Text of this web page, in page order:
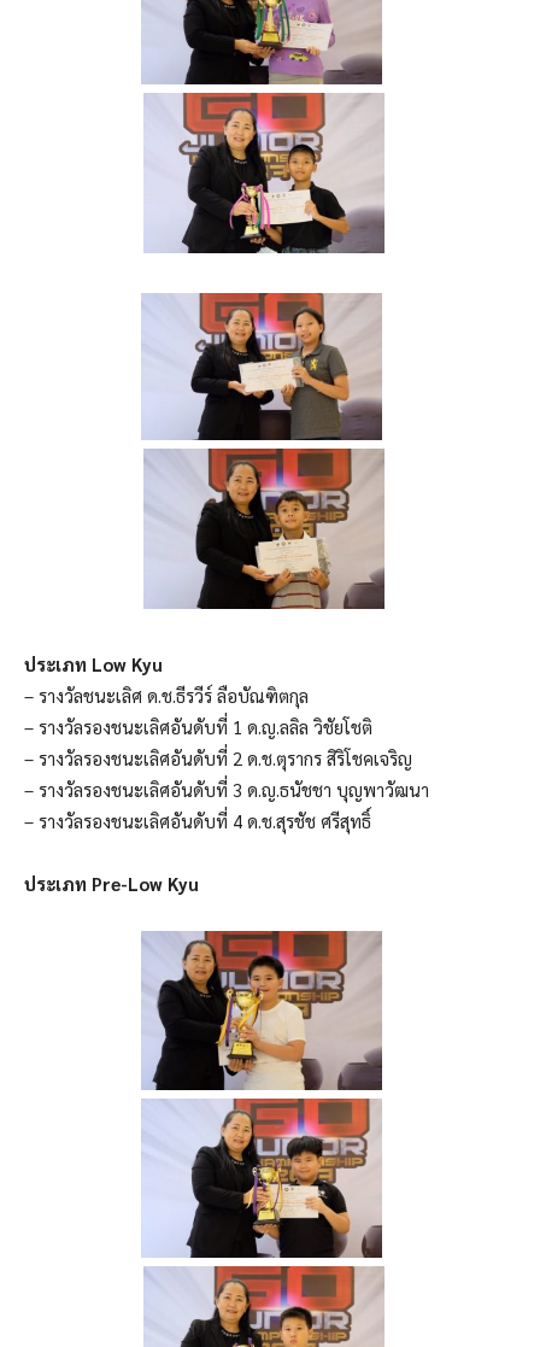
ประเภท Low Kyu
– รางวัลชนะเลิศ ด.ช.ธีรวีร์ ลือบัณฑิตกุล
– รางวัลรองชนะเลิศอันดับที่ 1 ด.ญ.ลลิล วิชัยโชติ
– รางวัลรองชนะเลิศอันดับที่ 2 ด.ช.ตุรากร สิริโชคเจริญ
– รางวัลรองชนะเลิศอันดับที่ 3 ด.ญ.ธนัชชา บุญพาวัฒนา
– รางวัลรองชนะเลิศอันดับที่ 4 ด.ช.สุรชัช ศรีสุทธิ์
ประเภท Pre-Low Kyu